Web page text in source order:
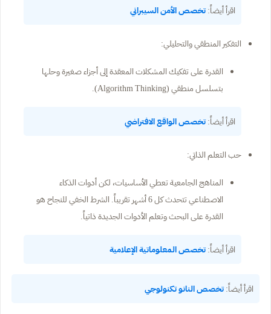
اقرأ أيضاً:تخصص الأمن السيبراني
التفكير المنطقي والتحليلي:
القدرة على تفكيك المشكلات المعقدة إلى أجزاء صغيرة وحلها
بتسلسل منطقي (Algorithm Thinking).
اقرأ أيضاً:تخصص الواقع الافتراضي
حب التعلم الذاتي:
المناهج الجامعية تعطي الأساسيات، لكن أدوات الذكاء
الاصطناعي تتحدث كل 6 أشهر تقريباً. الشرط الخفي للنجاح هو
القدرة على البحث وتعلم الأدوات الجديدة ذاتياً.
اقرأ أيضاً:تخصص المعلوماتية الإعلامية
اقرأ أيضاً:تخصص النانو تكنولوجي